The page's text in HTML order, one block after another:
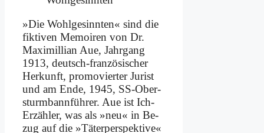
»Die Wohl­ge­sinn­ten« sind die
fik­ti­ven Me­moi­ren von Dr.
Ma­xi­mil­li­an Aue, Jahr­gang
1913, deutsch-fran­zö­si­scher
Her­kunft, pro­mo­vier­ter Ju­rist
und am En­de, 1945, SS-Ober­
sturm­bann­füh­rer. Aue ist Ich-
Er­zäh­ler, was als »neu« in Be­
zug auf die »Tä­ter­per­spek­ti­ve«